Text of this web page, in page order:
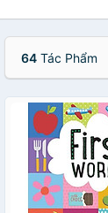
64 Tác Phẩm